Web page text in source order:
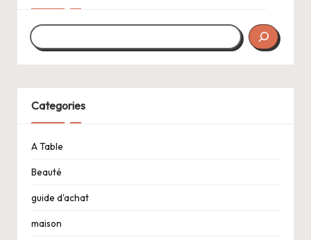
Categories
A Table
Beauté
guide d'achat
maison